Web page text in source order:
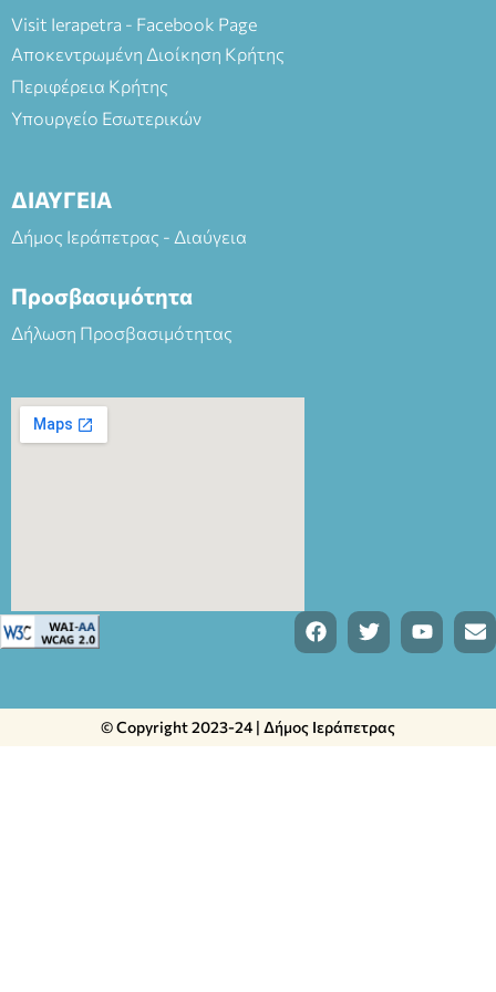
Visit Ierapetra - Facebook Page
Αποκεντρωμένη Διοίκηση Κρήτης
Περιφέρεια Κρήτης
Υπουργείο Εσωτερικών
ΔΙΑΥΓΕΙΑ
Δήμος Ιεράπετρας - Διαύγεια
Προσβασιμότητα
Δήλωση Προσβασιμότητας
© Copyright 2023-24 | Δήμος Ιεράπετρας